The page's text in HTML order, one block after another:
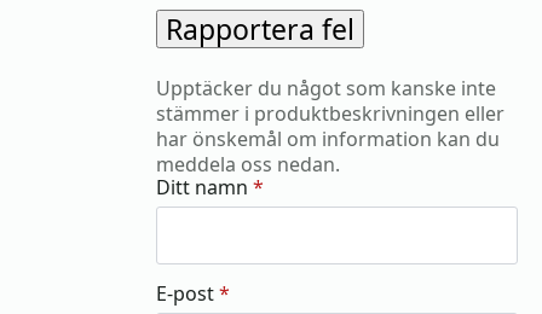
Rapportera fel
Upptäcker du något som kanske inte
stämmer i produktbeskrivningen eller
har önskemål om information kan du
meddela oss nedan.
Ditt namn *
E-post*